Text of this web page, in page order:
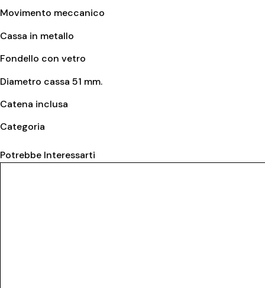
Movimento meccanico
Cassa in metallo
Fondello con vetro
Diametro cassa 51 mm.
Catena inclusa
Categoria
Potrebbe Interessarti